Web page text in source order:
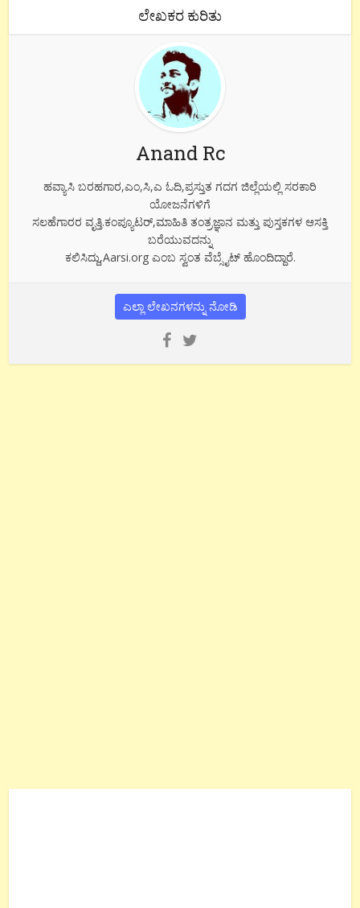
ಲೇಖಕರ ಕುರಿತು
Anand Rc
ಹವ್ಯಾಸಿ ಬರಹಗಾರ,ಎಂ,ಸಿ,ಎ ಓದಿ,ಪ್ರಸ್ತುತ ಗದಗ ಜಿಲ್ಲೆಯಲ್ಲಿ ಸರಕಾರಿ
ಯೋಜನೆಗಳಿಗೆ
ಸಲಹೆಗಾರರ ವೃತ್ತಿ.ಕಂಪ್ಯೂಟರ್,ಮಾಹಿತಿ ತಂತ್ರಜ್ಞಾನ ಮತ್ತು ಪುಸ್ತಕಗಳ ಆಸಕ್ತಿ
ಬರೆಯುವದನ್ನು
ಕಲಿಸಿದ್ದು,Aarsi.org ಎಂಬ ಸ್ವಂತ ವೆಬ್ಸೈಟ್ ಹೊಂದಿದ್ದಾರೆ.
ಎಲ್ಲಾ ಲೇಖನಗಳನ್ನು ನೋಡಿ